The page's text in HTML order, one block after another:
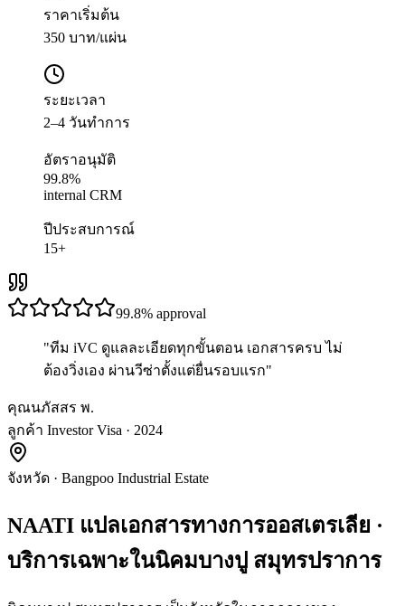
ราคาเริ่มต้น
350 บาท/แผ่น
ระยะเวลา
2–4 วันทำการ
อัตราอนุมัติ
99.8%
internal CRM
ปีประสบการณ์
15+
99.8% approval
"ทีม iVC ดูแลละเอียดทุกขั้นตอน เอกสารครบ ไม่
ต้องวิ่งเอง ผ่านวีซ่าตั้งแต่ยื่นรอบแรก"
คุณนภัสสร พ.
ลูกค้า Investor Visa · 2024
จังหวัด · Bangpoo Industrial Estate
NAATI แปลเอกสารทางการออสเตรเลีย ·
บริการเฉพาะในนิคมบางปู สมุทรปราการ